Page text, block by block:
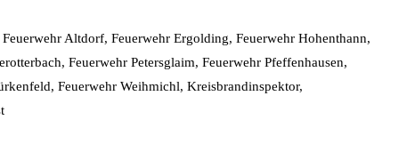
Altdorf, Feuerwehr Ergolding, Feuerwehr Hohenthann,
Feuerwehr Petersglaim, Feuerwehr Pfeffenhausen,
Feuerwehr Weihmichl, Kreisbrandinspektor,